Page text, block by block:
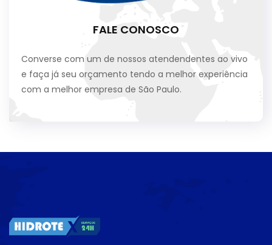
FALE CONOSCO
Converse com um de nossos atendendentes ao vivo
e faça já seu orçamento tendo a melhor experiência
com a melhor empresa de São Paulo.